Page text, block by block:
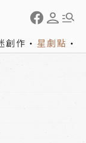
創作 星劇點